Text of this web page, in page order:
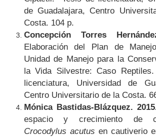
de Guadalajara, Centro
Costa. 104 p.
Concepción Torres
Elaboración del Plan de
Unidad de Manejo para la
la Vida Silvestre: Caso
licenciatura, Universidad de
Centro Universitario de la Costa.
Mónica Bastidas-Blázquez.
espacio y crecimiento de
Crocodylus acutus en cautiverio